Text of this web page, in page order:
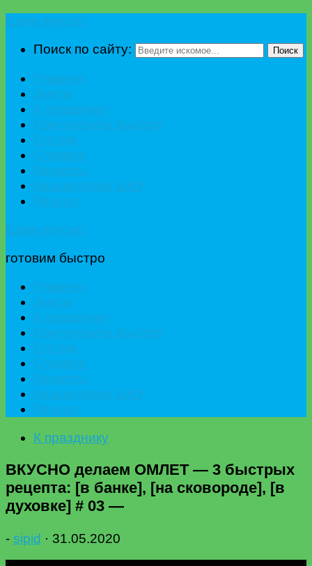
Поиск по сайту:
Поиск
готовим быстро
К празднику
ВКУСНО делаем ОМЛЕТ — 3 быстрых
рецепта: [в банке], [на сковороде], [в
духовке] # 03 —
- sipid · 31.05.2020